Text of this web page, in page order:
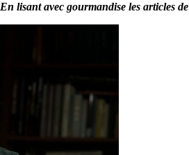
En lisant avec gourmandise les articles de